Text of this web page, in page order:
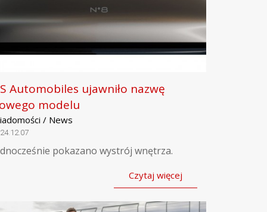
Automobiles ujawniło nazwę
modelu
/ News
pokazano wystrój wnętrza.
Czytaj więcej